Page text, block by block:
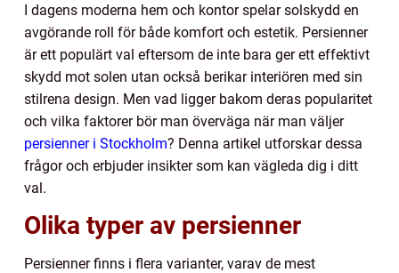
I dagens moderna hem och kontor spelar solskydd en
avgörande roll för både komfort och estetik. Persienner
är ett populärt val eftersom de inte bara ger ett effektivt
skydd mot solen utan också berikar interiören med sin
stilrena design. Men vad ligger bakom deras popularitet
och vilka faktorer bör man överväga när man väljer
persienner i Stockholm? Denna artikel utforskar dessa
frågor och erbjuder insikter som kan vägleda dig i ditt
val.
Olika typer av persienner
Persienner finns i flera varianter, varav de mest